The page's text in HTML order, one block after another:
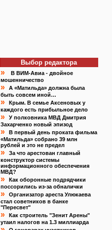
Выбор редактора
»
В ВИМ-Авиа - двойное
мошенничество
»
А «Матильда» должна была
быть совсем иной…
»
Крым. В семье Аксеновых у
каждого есть прибыльное дело
»
У полковника МВД Дмитрия
Захарченко новый эпизод
»
В первый день проката фильма
«Матильда» собрано 39 млн
рублей и это не предел
»
За что арестован главный
конструктор системы
информационного обеспечения
МВД?
»
Как оборонные подрядчики
поссорились из-за обналички
»
Организатор ареста Улюкаева
стал советников в банке
"Пересвет"
»
Как строитель "Зенит Арены"
утаил налогов на 1.3 миллиарда